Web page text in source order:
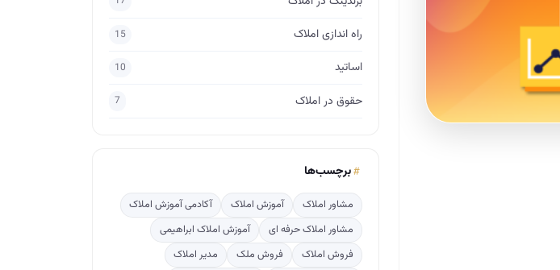
راه اندازی املاک 15
اساتید 10
حقوق در املاک 7
برچسب‌ها
مشاور املاک آموزش املاک
آکادمی آموزش املاک
مشاور املاک حرفه ای
آموزش املاک ابراهیمی
فروش املاک
فروش ملک
مدیر املاک